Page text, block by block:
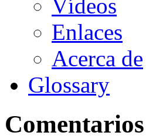
Vídeos
Enlaces
Acerca de
Glossary